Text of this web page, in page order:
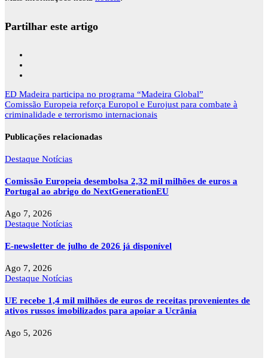
Partilhar este artigo
Navegação
de
artigos
ED Madeira participa no programa “Madeira Global”
Comissão Europeia reforça Europol e Eurojust para combate à
criminalidade e terrorismo internacionais
Publicações relacionadas
Destaque Notícias
Comissão Europeia desembolsa 2,32 mil milhões de euros a
Portugal ao abrigo do NextGenerationEU
Ago 7, 2026
Destaque Notícias
E-newsletter de julho de 2026 já disponível
Ago 7, 2026
Destaque Notícias
UE recebe 1,4 mil milhões de euros de receitas provenientes de
ativos russos imobilizados para apoiar a Ucrânia
Ago 5, 2026